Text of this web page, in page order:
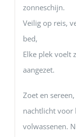
zonneschijn.
Veilig op reis,
bed,
Elke plek voelt
aangezet.
Zoet en
nachtlicht voor
volwassenen.